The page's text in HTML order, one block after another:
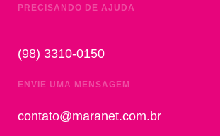
PRECISANDO DE AJUDA
(98) 3310-0150
ENVIE UMA MENSAGEM
contato@maranet.com.br